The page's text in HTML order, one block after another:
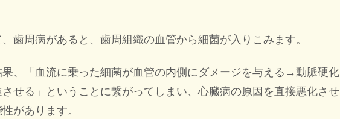
歯周病があると、歯周組織の血管から細菌が入りこみます。
果、「血流に乗った細菌が血管の内側にダメージを与える→動脈硬化
させる」ということに繋がってしまい、心臓病の原因を直接悪化させ
があります。